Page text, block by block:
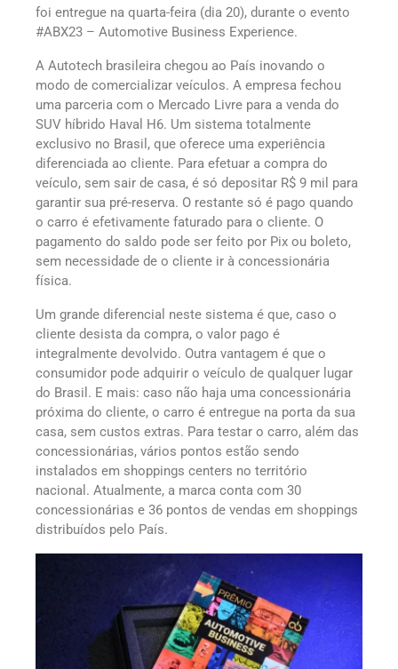
foi entregue na quarta-feira (dia 20), durante o evento
#ABX23 – Automotive Business Experience.
A Autotech brasileira chegou ao País inovando o
modo de comercializar veículos. A empresa fechou
uma parceria com o Mercado Livre para a venda do
SUV híbrido Haval H6. Um sistema totalmente
exclusivo no Brasil, que oferece uma experiência
diferenciada ao cliente. Para efetuar a compra do
veículo, sem sair de casa, é só depositar R$ 9 mil para
garantir sua pré-reserva. O restante só é pago quando
o carro é efetivamente faturado para o cliente. O
pagamento do saldo pode ser feito por Pix ou boleto,
sem necessidade de o cliente ir à concessionária
física.
Um grande diferencial neste sistema é que, caso o
cliente desista da compra, o valor pago é
integralmente devolvido. Outra vantagem é que o
consumidor pode adquirir o veículo de qualquer lugar
do Brasil. E mais: caso não haja uma concessionária
próxima do cliente, o carro é entregue na porta da sua
casa, sem custos extras. Para testar o carro, além das
concessionárias, vários pontos estão sendo
instalados em shoppings centers no território
nacional. Atualmente, a marca conta com 30
concessionárias e 36 pontos de vendas em shoppings
distribuídos pelo País.